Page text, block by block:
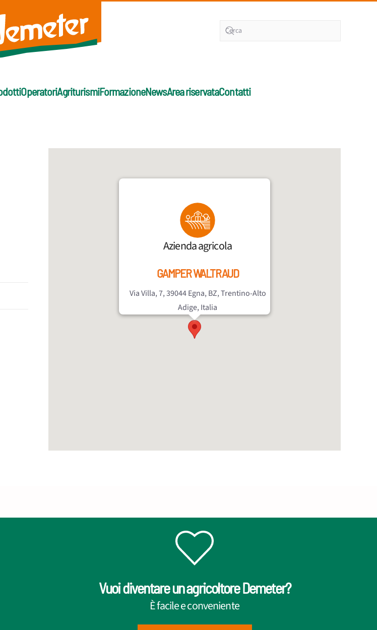
OperatoriAgriturismiFormazioneNewsArea riservataContatti
Azienda agricola
GAMPER WALTRAUD
Via Villa, 7, 39044 Egna, BZ, Trentino-Alto
Adige, Italia
Vuoi diventare un agricoltore Demeter?
È facile e conveniente